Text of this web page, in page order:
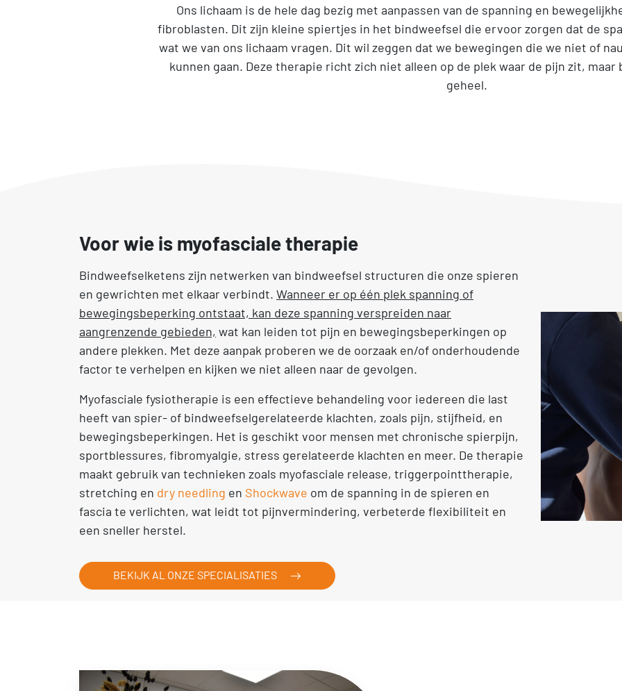
Ons lichaam is de hele dag bezig met aanpassen van de spanning en
fibroblasten. Dit zijn kleine spiertjes in het bindweefsel die ervoor zorgen dat de
wat we van ons lichaam vragen. Dit wil zeggen dat we bewegingen die we niet of
kunnen gaan. Deze therapie richt zich niet alleen op de plek waar de pijn zit,
geheel.
Voor wie is myofasciale therapie
Bindweefselketens zijn netwerken van bindweefsel structuren die onze spieren
en gewrichten met elkaar verbindt. Wanneer er op één plek spanning of
bewegingsbeperking ontstaat, kan deze spanning verspreiden naar
aangrenzende gebieden, wat kan leiden tot pijn en bewegingsbeperkingen op
andere plekken. Met deze aanpak proberen we de oorzaak en/of onderhoudende
factor te verhelpen en kijken we niet alleen naar de gevolgen.
Myofasciale fysiotherapie is een effectieve behandeling voor iedereen die last
heeft van spier- of bindweefselgerelateerde klachten, zoals pijn, stijfheid, en
bewegingsbeperkingen. Het is geschikt voor mensen met chronische spierpijn,
sportblessures, fibromyalgie, stress gerelateerde klachten en meer. De therapie
maakt gebruik van technieken zoals myofasciale release, triggerpointtherapie,
stretching en dry needling en Shockwave om de spanning in de spieren en
fascia te verlichten, wat leidt tot pijnvermindering, verbeterde flexibiliteit en
een sneller herstel.
BEKIJK AL ONZE SPECIALISATIES